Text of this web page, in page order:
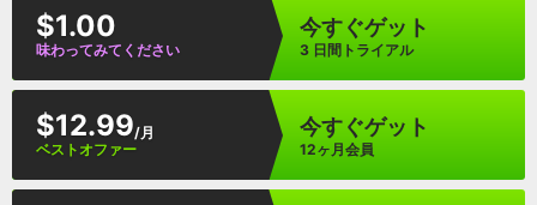
$1.00
味わってみてください
今すぐゲット
3 日間トライアル
$12.99/月
ベストオファー
今すぐゲット
12ヶ月会員